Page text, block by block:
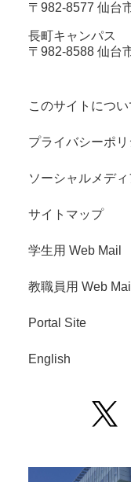
〒982-8577 仙台
長町キャンパス
〒982-8588 仙台
このサイトについ
プライバシーポリ
ソーシャルメデ
サイトマップ
学生用 Web Mail
教職員用 Web Mail
Portal Site
English